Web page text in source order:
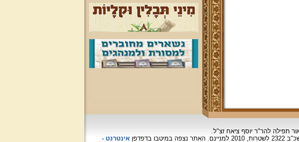
תפילה להר"ר יוסף ציאח זצ"ל.
האתר נצפהבמיטבו בדפדפןאינטרנט -